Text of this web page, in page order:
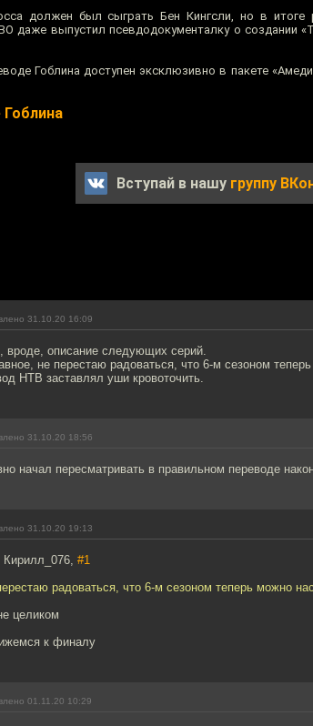
должен был сыграть Бен Кингсли, но в
даже выпустил псевдодокументалку о создании
Гоблина доступен эксклюзивно в пакете
Гоблина
Вступай в нашу группу
31.10.20 16:09
вроде, описание следующих серий.
не перестаю радоваться, что 6-м сезоном
НТВ заставлял уши кровоточить.
31.10.20 18:56
начал пересматривать в правильном переводе
31.10.20 19:13
Кирилл_076, #1
радоваться, что 6-м сезоном теперь можно
целиком
к финалу
01.11.20 10:29